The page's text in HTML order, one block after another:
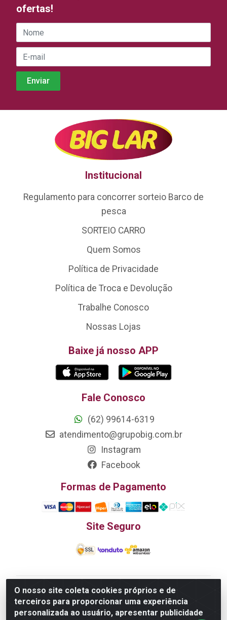
O nosso site coleta cookies próprios e de
terceiros para proporcionar uma experiência
personalizada ao usuário, apresentar publicidade
ofertas!
Institucional
Regulamento para concorrer sorteio Barco de
pesca
SORTEIO CARRO
Quem Somos
Política de Privacidade
Política de Troca e Devolução
Trabalhe Conosco
Nossas Lojas
Baixe já nosso APP
Fale Conosco
(62) 99614-6319
atendimento@grupobig.com.br
Instagram
Facebook
Formas de Pagamento
Site Seguro
Edn Utilidades Domésticas Importação e Exportação
LTDA - R. Edmundo Pinto da Cunha, LT APM 06, N 133 -
Res. Luiza Monteiro, Trindade - GO, 75385-000 - CNPJ